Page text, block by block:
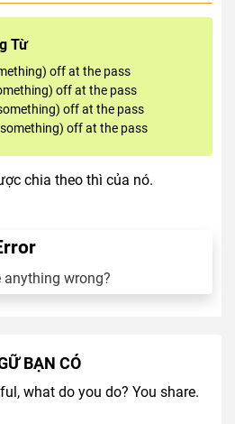
Từ
off at the pass
off at the pass
off at the pass
off at the pass
chia theo thì của nó.
anything wrong?
BẠN CÓ
what do you do? You share.